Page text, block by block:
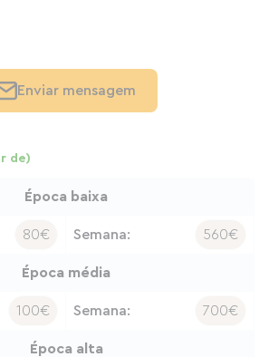
Enviar mensagem
de)
Época baixa
80€ Semana: 560€
Época média
100€ Semana: 700€
Época alta